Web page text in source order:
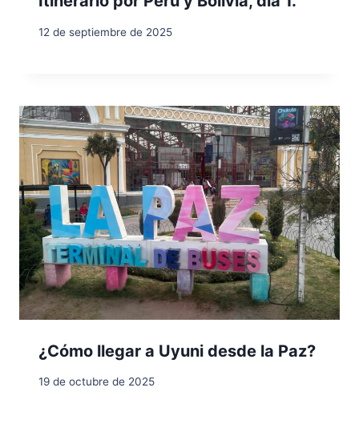
12 de septiembre de 2025
¿Cómo llegar a Uyuni desde la Paz?
19 de octubre de 2025